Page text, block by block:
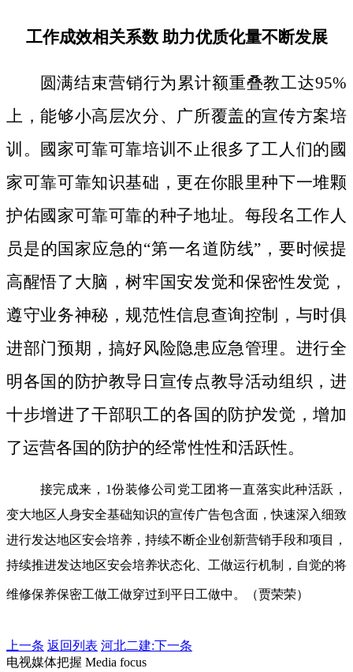
工作成效相关系数 助力优质化量不断发展
圆满结束营销行为累计额重叠教工达95%
上，能够小高层次分、广所覆盖的宣传方案培
训。國家可靠可靠培训不止很多了工人们的國
家可靠可靠知识基础，更在你眼里种下一堆颗
护佑國家可靠可靠的种子地址。 每段名工作人
员是的国家应急的“第一名道防线”，要时候提
高醒悟了大脑，树牢国安发觉和保密性发觉，
遵守业务神秘，规范性信息查询控制，与时俱
进部门预期，搞好风险隐患应急管理。进行全
明各国的防护教导日宣传点教导活动组织，进
十步增进了干部职工的各国的防护发觉，增加
了运营各国的防护的经常性性和活跃性。
接完成来，1份装修公司党工团将一直落实此种活跃，
变大地区人身安全基础知识的宣传广告包含面，快速深入细致
进行发达地区安会培养，持续不断企业创新营销手段和项目，
持续推进发达地区安会培养状态化、工做运行机制，自觉的将
维修保养保密工做工做穿过到平日工做中。（贾荣荣）
上一条 返回列表 河北二建:下一条
电视媒体把握 Media focus